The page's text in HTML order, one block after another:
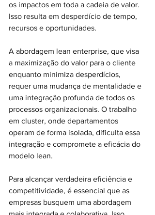
os impactos em toda a cadeia de valor.
Isso resulta em desperdício de tempo,
recursos e oportunidades.
A abordagem lean enterprise, que visa
a maximização do valor para o cliente
enquanto minimiza desperdícios,
requer uma mudança de mentalidade e
uma integração profunda de todos os
processos organizacionais. O trabalho
em cluster, onde departamentos
operam de forma isolada, dificulta essa
integração e compromete a eficácia do
modelo lean.
Para alcançar verdadeira eficiência e
competitividade, é essencial que as
empresas busquem uma abordagem